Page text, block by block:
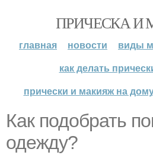
ПРИЧЕСКА И
главная новости
виды
как делать
прически и макияж на
Как подобрать
одежду?